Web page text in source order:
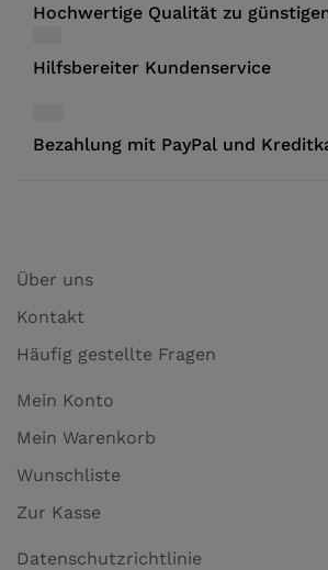
Hochwertige Qualität zu
Hilfsbereiter Kundenservice
Bezahlung mit PayPal und
Über uns
Kontakt
Häufig gestellte Fragen
Mein Konto
Mein Warenkorb
Wunschliste
Zur Kasse
Datenschutzrichtlinie